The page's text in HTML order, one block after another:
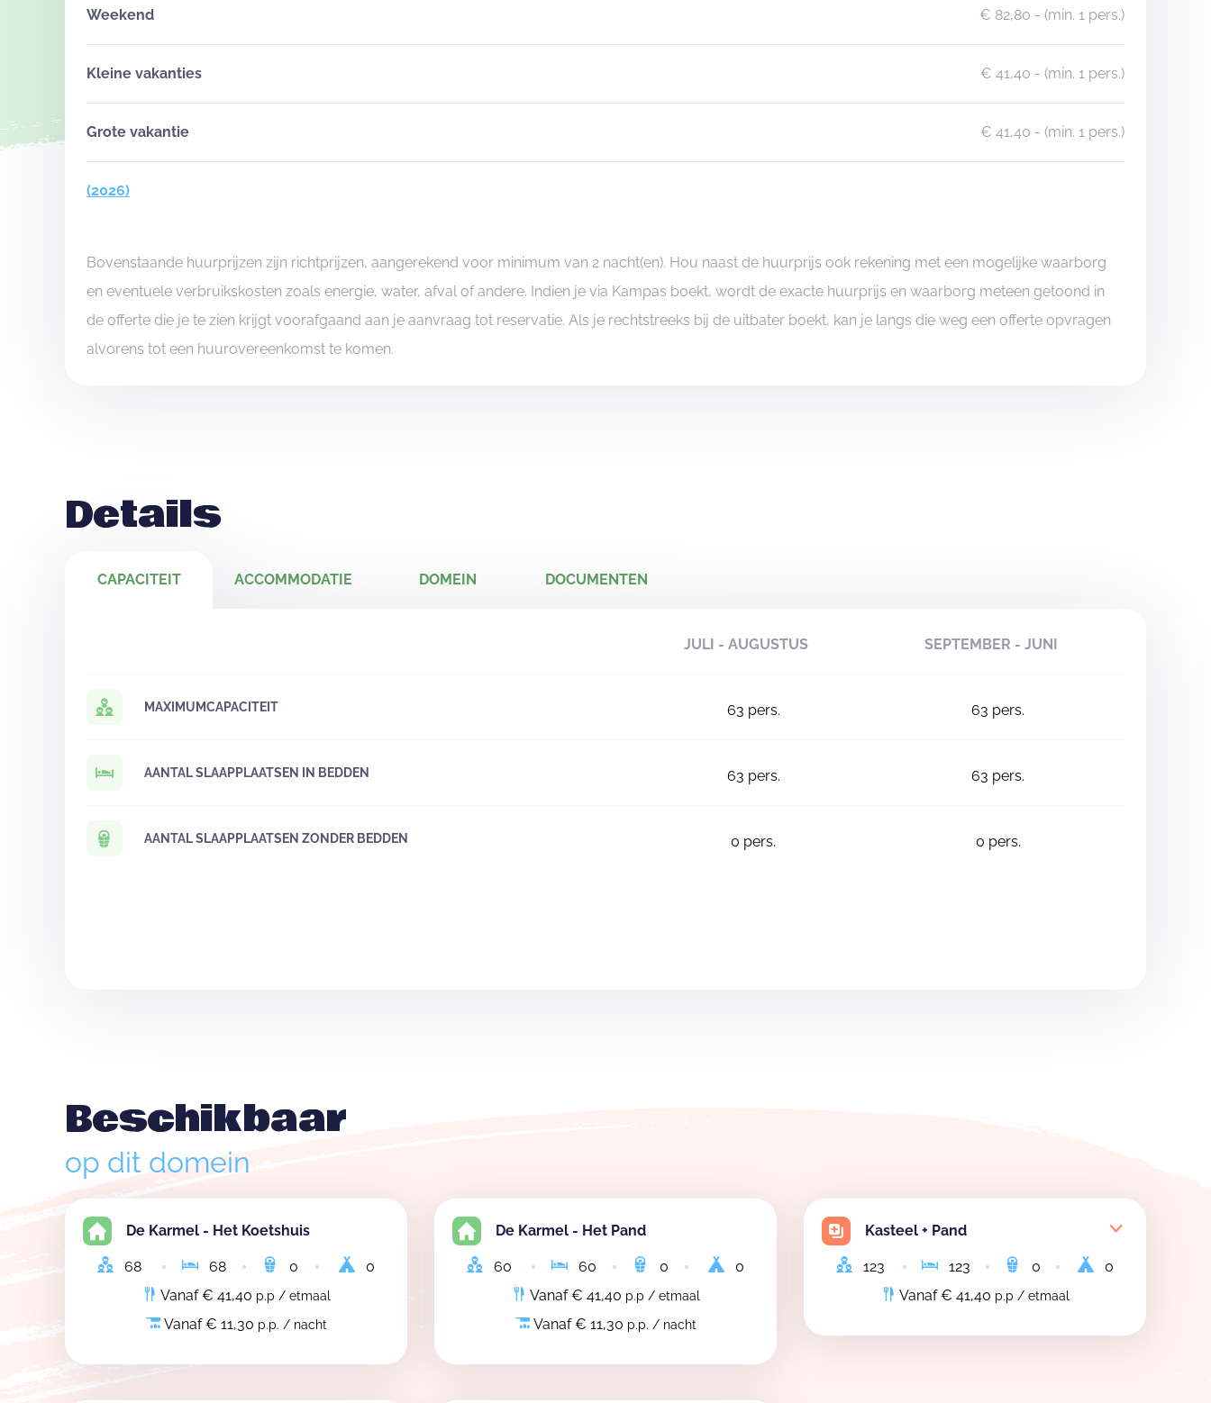
Weekend € 82,80 - (min. 1 pers.)
Kleine vakanties € 41,40 - (min. 1 pers.)
Grote vakantie € 41,40 - (min. 1 pers.)
(2026)
Bovenstaande huurprijzen zijn richtprijzen, aangerekend voor minimum van 2 nacht(en). Hou naast de huurprijs ook rekening met een mogelijke waarborg
en eventuele verbruikskosten zoals energie, water, afval of andere. Indien je via Kampas boekt, wordt de exacte huurprijs en waarborg meteen getoond in
de offerte die je te zien krijgt voorafgaand aan je aanvraag tot reservatie. Als je rechtstreeks bij de uitbater boekt, kan je langs die weg een offerte opvragen
alvorens tot een huurovereenkomst te komen.
Details
CAPACITEIT ACCOMMODATIE DOMEIN DOCUMENTEN
JULI - AUGUSTUS SEPTEMBER - JUNI
MAXIMUMCAPACITEIT 63 pers. 63 pers.
AANTAL SLAAPPLAATSEN IN BEDDEN 63 pers. 63 pers.
AANTAL SLAAPPLAATSEN ZONDER BEDDEN 0 pers. 0 pers.
Beschikbaar
op dit domein
De Karmel - Het Koetshuis
68 68 0
0
Vanaf € 41,40 p.p / etmaal
Vanaf € 11,30 p.p. / nacht
De Karmel - Het Pand
60 60 0
0
Vanaf € 41,40 p.p / etmaal
Vanaf € 11,30 p.p. / nacht
Kasteel + Pand
123 123 0
0
Vanaf € 41,40 p.p / etmaal